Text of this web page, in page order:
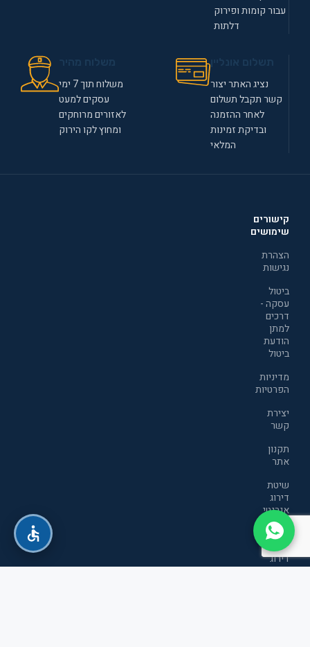
עבור קומות ופירוק
דלתות
נציג האתר יצור
קשר תקבל תשלום
לאחר ההזמנה
ובדיקת זמינות
המלאי
משלוח תוך 7 ימי
עסקים למעט
לאזורים מרוחקים
ומחוץ לקו הירוק
קישורים
שימושים
הצהרת
נגישות
ביטול
עסקה -
דרכים
למתן
הודעת
ביטול
מדיניות
הפרטיות
יצירת
קשר
תקנון
אתר
שיטת
דירוג
אנרגטי
חדשה
שיטת
דירוג
אנרגטי